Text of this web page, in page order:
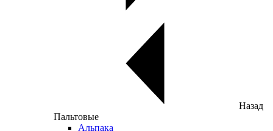
Назад
Пальтовые
Альпака